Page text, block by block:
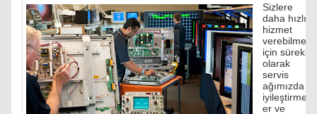
Sizlere
daha hızlı
hizmet
verebilmek
için sürekli
olarak
servis
ağımızda
iyileştirmel
er ve